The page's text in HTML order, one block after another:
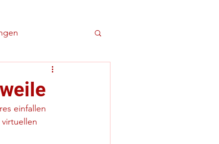
einfallen